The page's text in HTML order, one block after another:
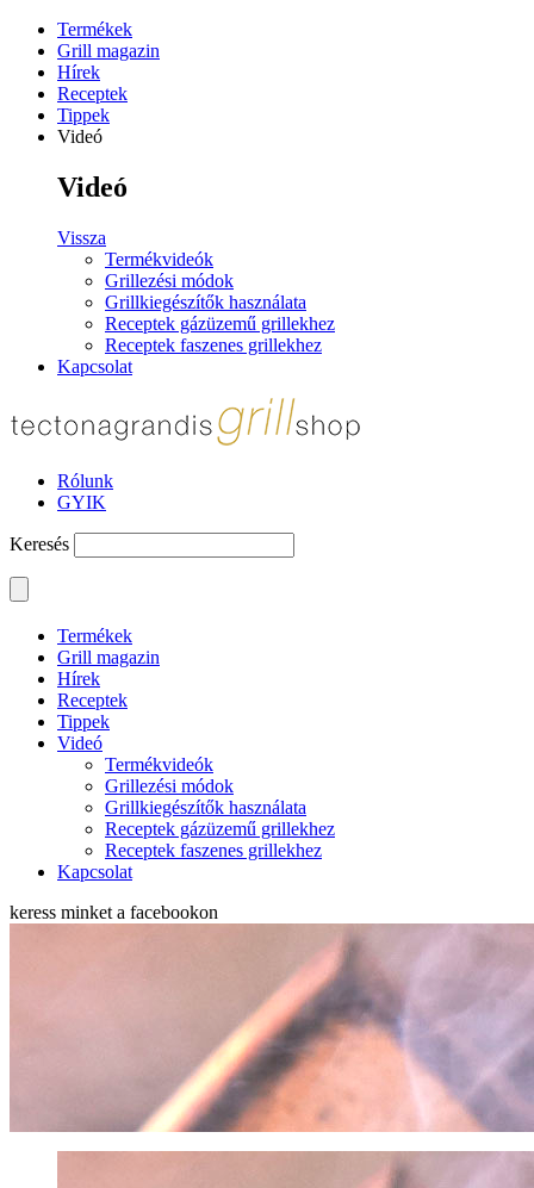
Termékek
Grill magazin
Hírek
Receptek
Tippek
Videó
Videó
Vissza
Termékvideók
Grillezési módok
Grillkiegészítők használata
Receptek gázüzemű grillekhez
Receptek faszenes grillekhez
Kapcsolat
Rólunk
GYIK
Keresés
Termékek
Grill magazin
Hírek
Receptek
Tippek
Videó
Termékvideók
Grillezési módok
Grillkiegészítők használata
Receptek gázüzemű grillekhez
Receptek faszenes grillekhez
Kapcsolat
keress minket a facebookon